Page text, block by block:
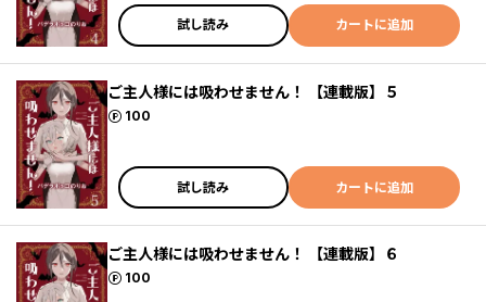
試し読み カートに追加
ご主人様には吸わせません！ 【連載版】５
100
ポイント
試し読み カートに追加
ご主人様には吸わせません！ 【連載版】６
100
ポイント